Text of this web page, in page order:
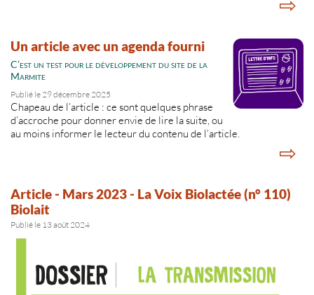
Un article avec un agenda fourni
C’est un test pour le développement du site de la
Marmite
Publié le 29 décembre 2025
Chapeau de l’article : ce sont quelques phrase
d’accroche pour donner envie de lire la suite, ou
au moins informer le lecteur du contenu de l’article.
⇨
Article - Mars 2023 - La Voix Biolactée (n° 110)
Biolait
Publié le 13 août 2024